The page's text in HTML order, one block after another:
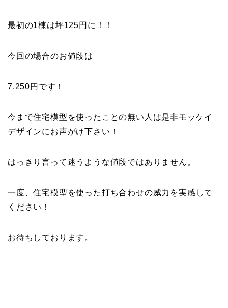
最初の1棟は坪125円に！！
今回の場合のお値段は
7,250円です！
今まで住宅模型を使ったことの無い人は是非モッケイ
デザインにお声がけ下さい！
はっきり言って迷うような値段ではありません。
一度、住宅模型を使った打ち合わせの威力を実感して
ください！
お待ちしております。